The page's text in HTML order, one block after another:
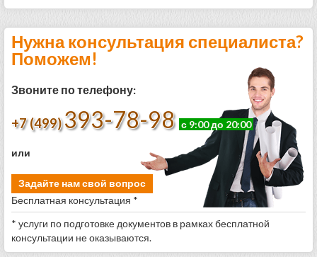
Нужна консультация специалиста?
Поможем!
Звоните по телефону:
+7 (499) 393-78-98 с 9:00 до 20:00
или
Задайте нам свой вопрос
Бесплатная консультация *
* услуги по подготовке документов в рамках бесплатной
консультации не оказываются.